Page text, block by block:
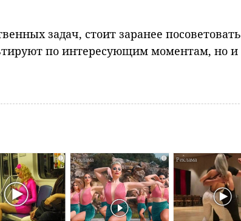
задач, стоит заранее
по интересующим моментам, но и
i i